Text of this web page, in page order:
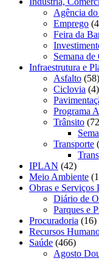
Agência
Emprego
Feira da
Semana
Infraestrutura e
Asfalto (58)
Ciclovia (4)
Programa
Trânsito
Transporte
IPLAN (42)
Meio Ambiente
Obras e Serviços
Diário de
Parques e
Procuradoria (16)
Recursos
Saúde (466)
Agosto